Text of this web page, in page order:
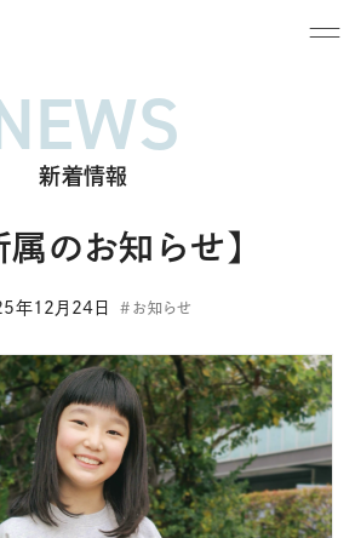
新着情報
属のお知らせ】
年12月24日 お知らせ